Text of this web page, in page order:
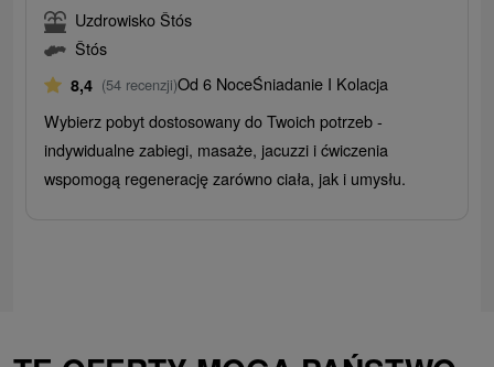
Uzdrowisko Štós
Štós
8,4 (54 recenzji)Od 6 NoceŚniadanie I Kolacja
Wybierz pobyt dostosowany do Twoich potrzeb -
indywidualne zabiegi, masaże, jacuzzi i ćwiczenia
wspomogą regenerację zarówno ciała, jak i umysłu.